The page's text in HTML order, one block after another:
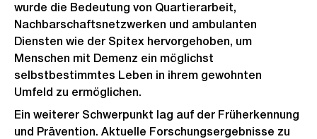
wurde die Bedeutung von Quartierarbeit,
Nachbarschaftsnetzwerken und ambulanten
Diensten wie der Spitex hervorgehoben, um
Menschen mit Demenz ein möglichst
selbstbestimmtes Leben in ihrem gewohnten
Umfeld zu ermöglichen.
Ein weiterer Schwerpunkt lag auf der Früherkennung
und Prävention. Aktuelle Forschungsergebnisse zu